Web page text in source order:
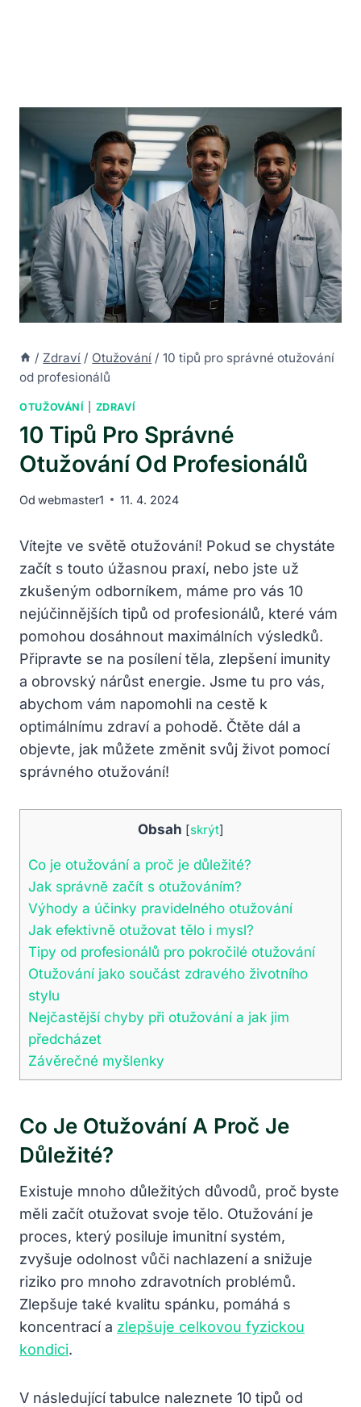
/ Zdraví / Otužování / 10 tipů pro správné otužování
od profesionálů
OTUŽOVÁNÍ ZDRAVÍ
10 Tipů Pro Správné
Otužování Od Profesionálů
Od webmaster1 11. 4. 2024
Vítejte ve světě otužování! Pokud se chystáte
začít s touto úžasnou praxí, nebo jste už
zkušeným odborníkem, máme pro vás 10
nejúčinnějších tipů od profesionálů, které vám
pomohou dosáhnout maximálních výsledků.
Připravte se na posílení těla, zlepšení imunity
a obrovský nárůst energie. Jsme tu pro vás,
abychom vám napomohli na cestě k
optimálnímu zdraví a pohodě. Čtěte dál a
objevte, jak můžete změnit svůj život pomocí
správného otužování!
Obsah [skrýt]
Co je otužování a proč je důležité?
Jak správně začít s otužováním?
Výhody a účinky pravidelného otužování
Jak efektivně otužovat tělo i mysl?
Tipy od profesionálů pro pokročilé otužování
Otužování jako součást zdravého životního
stylu
Nejčastější chyby při otužování a jak jim
předcházet
Závěrečné myšlenky
Co Je Otužování A Proč Je
Důležité?
Existuje mnoho důležitých důvodů, proč byste
měli začít otužovat svoje tělo. Otužování je
proces, který posiluje imunitní systém,
zvyšuje odolnost vůči nachlazení a snižuje
riziko pro mnoho zdravotních problémů.
Zlepšuje také kvalitu spánku, pomáhá s
koncentrací a zlepšuje celkovou fyzickou
kondici.
V následující tabulce naleznete 10 tipů od